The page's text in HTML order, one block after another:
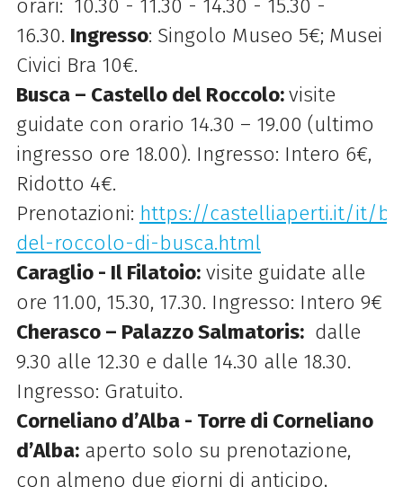
orari: 10.30 - 11.30 - 14.30 - 15.30 -
16.30. Ingresso: Singolo Museo 5€; Musei
Civici Bra 10€.
Busca – Castello del Roccolo:visite
guidate con orario 14.30 – 19.00 (ultimo
ingresso ore 18.00). Ingresso: Intero 6€,
Ridotto 4€.
Prenotazioni: https://castelliaperti.it/it/
del-roccolo-di-busca.html
Caraglio - Il Filatoio:visite guidate alle
ore 11.00, 15.30, 17.30. Ingresso: Intero 9€
Cherasco – Palazzo Salmatoris:dalle
9.30 alle 12.30 e dalle 14.30 alle 18.30.
Ingresso: Gratuito.
Corneliano d’Alba - Torre di Corneliano
d’Alba:aperto solo su prenotazione,
con almeno due giorni di anticipo,